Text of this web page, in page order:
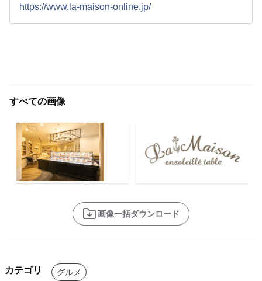
https://www.la-maison-online.jp/
すべての画像
画像一括ダウンロード
カテゴリ グルメ